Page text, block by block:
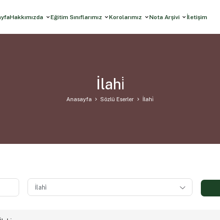
Hakkımızda Eğitim Sınıflarımız Korolarımız Nota Arşivi İletişim
İlahi̇
Anasayfa Sözlü Eserler İlahi̇